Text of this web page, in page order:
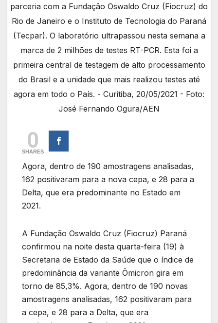
parceria com a Fundação Oswaldo Cruz (Fiocruz) do
Rio de Janeiro e o Instituto de Tecnologia do Paraná
(Tecpar). O laboratório ultrapassou nesta semana a
marca de 2 milhões de testes RT-PCR. Esta foi a
primeira central de testagem de alto processamento
do Brasil e a unidade que mais realizou testes até
agora em todo o País. - Curitiba, 20/05/2021 - Foto:
José Fernando Ogura/AEN
0
SHARES
Agora, dentro de 190 amostragens analisadas,
162 positivaram para a nova cepa, e 28 para a
Delta, que era predominante no Estado em
2021.
A Fundação Oswaldo Cruz (Fiocruz) Paraná
confirmou na noite desta quarta-feira (19) à
Secretaria de Estado da Saúde que o índice de
predominância da variante Ômicron gira em
torno de 85,3%. Agora, dentro de 190 novas
amostragens analisadas, 162 positivaram para
a cepa, e 28 para a Delta, que era